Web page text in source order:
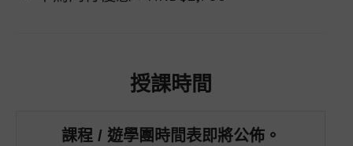
預訂條款和條件
授課時間
課程 / 遊學團時間表即將公佈。